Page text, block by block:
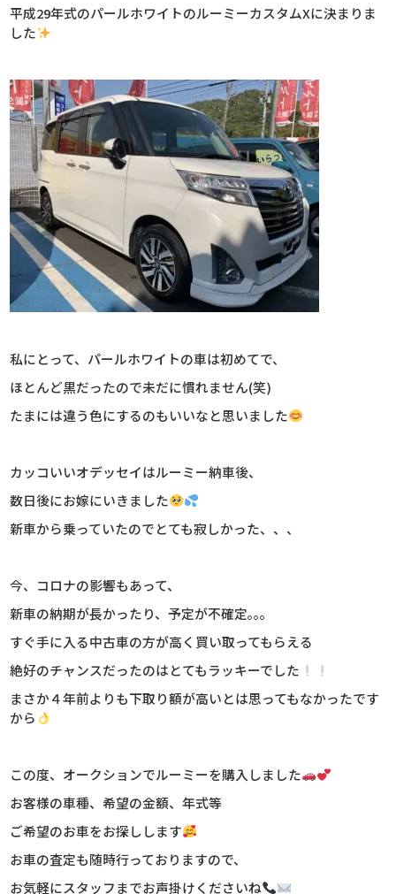
平成29年式のパールホワイトのルーミーカスタムXに決まりま
した
私にとって、パールホワイトの車は初めてで、
ほとんど黒だったので未だに慣れません(笑)
たまには違う色にするのもいいなと思いました
カッコいいオデッセイはルーミー納車後、
数日後にお嫁にいきました
新車から乗っていたのでとても寂しかった、、、
今、コロナの影響もあって、
新車の納期が長かったり、予定が不確定｡｡｡
すぐ手に入る中古車の方が高く買い取ってもらえる
絶好のチャンスだったのはとてもラッキーでした
まさか４年前よりも下取り額が高いとは思ってもなかったです
から
この度、オークションでルーミーを購入しました
お客様の車種、希望の金額、年式等
ご希望のお車をお探しします
お車の査定も随時行っておりますので、
お気軽にスタッフまでお声掛けくださいね